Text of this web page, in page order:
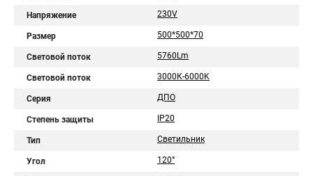
Напряжение 230V
Размер 500*500*70
Световой поток 5760Lm
Световой поток 3000К-6000K
Серия ДПО
Степень защиты IP20
Тип Светильник
Угол 120°